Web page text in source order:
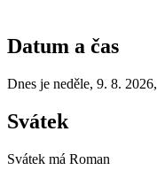
Datum a čas
Dnes je neděle, 9. 8. 2026,
Svátek
Svátek má Roman